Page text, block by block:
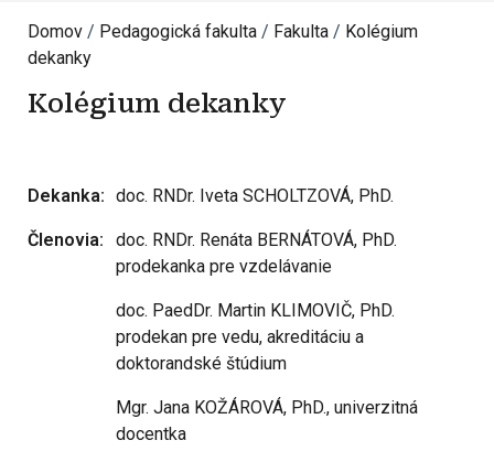
Domov Pedagogická fakulta Fakulta
Kolégium
dekanky
Kolégium dekanky
Dekanka: doc. RNDr. Iveta SCHOLTZOVÁ, PhD.
Členovia:
doc. RNDr. Renáta BERNÁTOVÁ, PhD.
prodekanka pre vzdelávanie
doc. PaedDr. Martin KLIMOVIČ, PhD.
prodekan pre vedu, akreditáciu a
doktorandské štúdium
Mgr. Jana KOŽÁROVÁ, PhD., univerzitná
docentka